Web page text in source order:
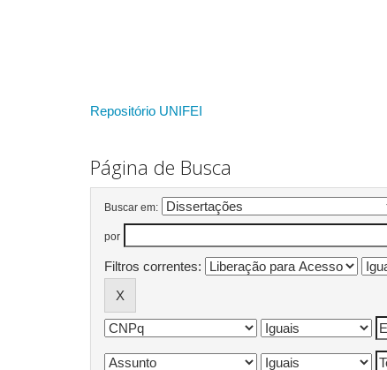
Repositório UNIFEI
Página de Busca
Buscar em:
por
Filtros correntes: